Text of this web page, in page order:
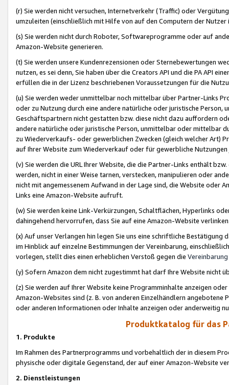
(r) Sie werden nicht versuchen, Internetverkehr (Traffic) oder
umzuleiten (einschließlich mit Hilfe von auf den Computern der
(s) Sie werden nicht durch Roboter, Softwareprogramme oder auf
Amazon-Website generieren.
(t) Sie werden unsere Kundenrezensionen oder Sternebewertungen
nutzen, es sei denn, Sie haben über die Creators API und die PA API
erfüllen die in der Lizenz beschriebenen Voraussetzungen für die
(u) Sie werden weder unmittelbar noch mittelbar über Partner-Links
oder zu Nutzung durch eine andere natürliche oder juristische
Geschäftspartnern nicht gestatten bzw. diese nicht dazu auffordern
andere natürliche oder juristische Person, unmittelbar oder mittelbar
zu Wiederverkaufs- oder gewerblichen Zwecken (gleich welcher Art)
auf Ihrer Website zum Wiederverkauf oder für gewerbliche
(v) Sie werden die URL Ihrer Website, die die Partner-Links enthält
werden, nicht in einer Weise tarnen, verstecken, manipulieren oder
nicht mit angemessenem Aufwand in der Lage sind, die Website oder
Links eine Amazon-Website aufruft.
(w) Sie werden keine Link-Verkürzungen, Schaltflächen, Hyperlinks
dahingehend hervorrufen, dass Sie auf eine Amazon-Website
(x) Auf unser Verlangen hin legen Sie uns eine schriftliche
im Hinblick auf einzelne Bestimmungen der Vereinbarung,
vorlegen, stellt dies einen erheblichen Verstoß gegen die Vereinbarung
(y) Sofern Amazon dem nicht zugestimmt hat darf Ihre Website nicht
(z) Sie werden auf Ihrer Website keine Programminhalte anzeigen
Amazon-Websites sind (z. B. von anderen Einzelhändlern
oder anderen Informationen oder Inhalte anzeigen oder anderweitig
Produktkatalog für das
1. Produkte
Im Rahmen des Partnerprogramms und vorbehaltlich der in diesem
physische oder digitale Gegenstand, der auf einer Amazon-Website
2. Dienstleistungen